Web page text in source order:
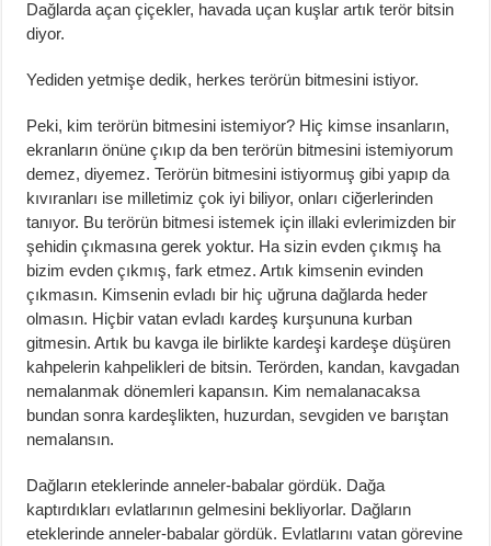
Dağlarda açan çiçekler, havada uçan kuşlar artık terör bitsin
diyor.
Yediden yetmişe dedik, herkes terörün bitmesini istiyor.
Peki, kim terörün bitmesini istemiyor? Hiç kimse insanların,
ekranların önüne çıkıp da ben terörün bitmesini istemiyorum
demez, diyemez. Terörün bitmesini istiyormuş gibi yapıp da
kıvıranları ise milletimiz çok iyi biliyor, onları ciğerlerinden
tanıyor. Bu terörün bitmesi istemek için illaki evlerimizden bir
şehidin çıkmasına gerek yoktur. Ha sizin evden çıkmış ha
bizim evden çıkmış, fark etmez. Artık kimsenin evinden
çıkmasın. Kimsenin evladı bir hiç uğruna dağlarda heder
olmasın. Hiçbir vatan evladı kardeş kurşununa kurban
gitmesin. Artık bu kavga ile birlikte kardeşi kardeşe düşüren
kahpelerin kahpelikleri de bitsin. Terörden, kandan, kavgadan
nemalanmak dönemleri kapansın. Kim nemalanacaksa
bundan sonra kardeşlikten, huzurdan, sevgiden ve barıştan
nemalansın.
Dağların eteklerinde anneler-babalar gördük. Dağa
kaptırdıkları evlatlarının gelmesini bekliyorlar. Dağların
eteklerinde anneler-babalar gördük. Evlatlarını vatan görevine